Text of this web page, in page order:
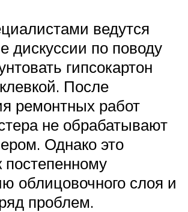
ведутся
дискуссии по поводу
гипсокартон
После
ремонтных работ
не обрабатывают
Однако это
постепенному
облицовочного слоя и
проблем.